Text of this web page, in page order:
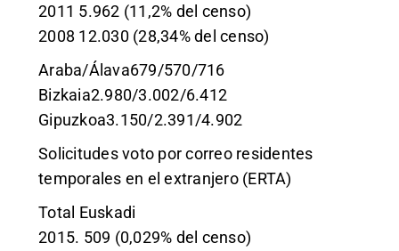
2011 5.962 (11,2% del censo)
2008 12.030 (28,34% del censo)
Araba/Álava679/570/716
Bizkaia2.980/3.002/6.412
Gipuzkoa3.150/2.391/4.902
Solicitudes voto por correo residentes
temporales en el extranjero (ERTA)
Total Euskadi
2015. 509 (0,029% del censo)